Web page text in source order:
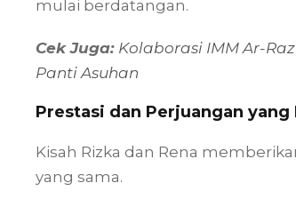
mulai berdatangan.
Cek Juga: Kolaborasi IMM Ar-
Panti Asuhan
Prestasi dan Perjuangan
Kisah Rizka dan Rena
yang sama.